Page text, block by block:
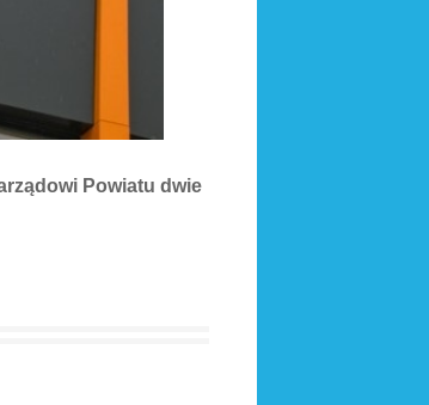
Powiatu dwie